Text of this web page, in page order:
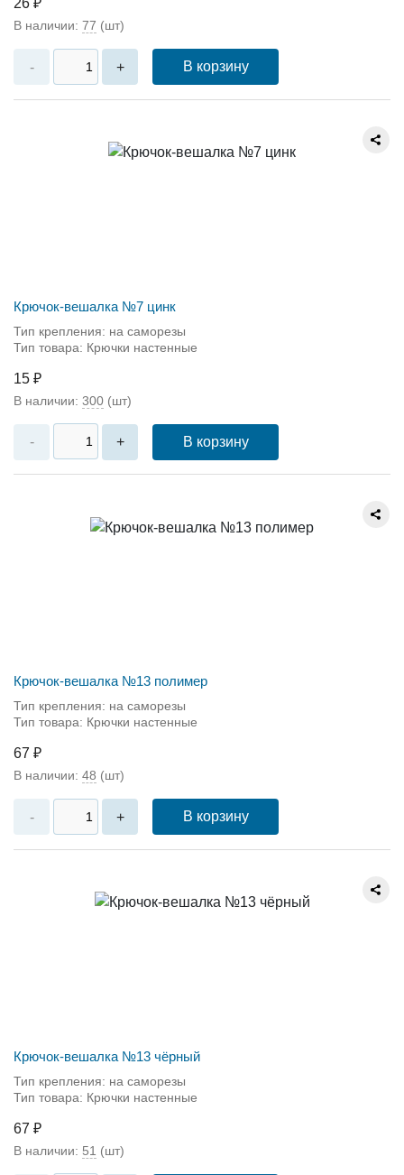
26 ₽
В наличии: 77 (шт)
- + В корзину
Крючок-вешалка №7 цинк
Тип крепления: на саморезы
Тип товара: Крючки настенные
15 ₽
В наличии: 300 (шт)
- + В корзину
Крючок-вешалка №13 полимер
Тип крепления: на саморезы
Тип товара: Крючки настенные
67 ₽
В наличии: 48 (шт)
- + В корзину
Крючок-вешалка №13 чёрный
Тип крепления: на саморезы
Тип товара: Крючки настенные
67 ₽
В наличии: 51 (шт)